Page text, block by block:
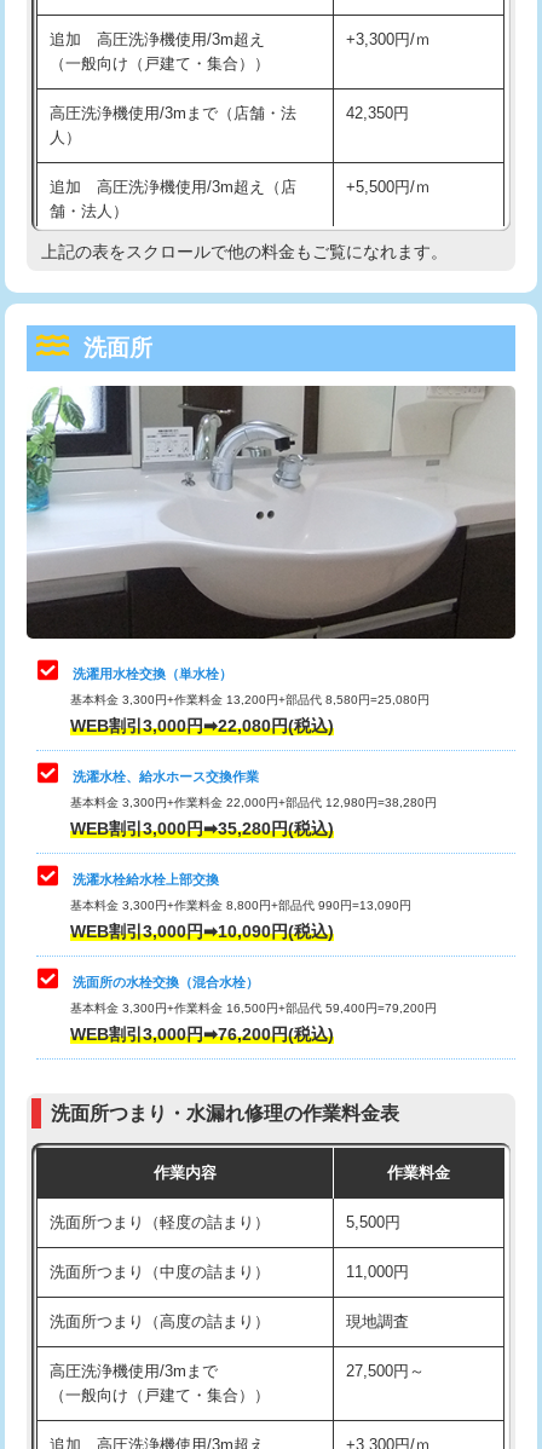
マス交換（深さ50㎝以上） 66,000円
コンクリート斫り（厚さ10㎝まで） 27,500円
コンクリート斫り（厚さ10㎝超え）
モルタル補修（厚さ10㎝まで）
モルタル補修（厚さ10㎝超え） 38,500円
洗面台設置 38,500円
追加人工
廃棄・処分 現場見積
※給水管工事は20mmまでの価格です。
持込商品取付（混合水栓） 16,500円
給水管工事※（ホール加工)
給水管工事※（バンド止め) 3,300円
給水管工事※（支持金具設置) 5,500円
給水管工事※（保温材使用（バンド止
め込み）)
5,500円
給水管工事※（土の掘削・埋め戻し作
業)
11,000円
給水管工事※（塩ビ管（VP・HI）使
用/3ｍまで)
33,000円
給水管工事※（塩ビ管（VP・HI）使
用（追加）/3ｍ超え)
給水管工事※（ライニング鋼管・銅
管・ポリ管・HT管使用/3ｍまで)
44,000円
給水管工事※（ライニング鋼管・銅
管・ポリ管・HT管使用/3ｍ超え)
排水管工事（土の掘削・埋め戻し作
業）
排水管工事（排水管工事/3ｍまで） 55,000円
排水管工事（追加 排水管工事/3ｍ超
え）
マス交換（土の掘削・埋め戻し作業）
マス交換（深さ50㎝未満）
マス交換（深さ50㎝以上）
モルタル補修（厚さ10㎝まで） 27,500円
モルタル補修（厚さ10㎝超え） 38,500円
洗面台設置 38,500円
バスタブ設置 現場見積
追加人工 16,500円
廃棄・処分
追加 高圧洗浄機使用/3m超え
（一般向け（戸建て・集合））
+3,300円/ｍ
高圧洗浄機使用/3mまで（店舗・法
人）
42,350円
追加 高圧洗浄機使用/3m超え（店
舗・法人）
+5,500円/ｍ
高度高圧洗浄換 現地調査
トーラー機使用/3mまで
追加トーラー機使用/3m超え +3,300円
カメラ調査 33,000円
桝清掃
止水・漏水調査・防水処理・清掃・修
理・調整・分解・加工など（軽作業）
11,000円
止水・漏水調査・防水処理・清掃・修
理・調整・分解・加工など（中作業）
22,000円
止水・漏水調査・防水処理・清掃・修
理・調整・分解・加工など（重作業）
33,000円
キッチンタンク脱着
その他部品の脱着
交換・取付（タンク）
交換・取付(単水栓（壁付・デッキ
式）)
交換・取付(混合水栓（壁付・デッキ
式・ワンホール）)
16,500円+材料費
（P/S/ポップアップ））
交換・取付（その他部品） 11,000円+材料費
持込商品取付（単水栓） 13,200円
持込商品取付（混合水栓） 16,500円
持込商品取付（浄水器・分岐水栓） 16,500円
給水管工事※（ホール加工) 16,500円
給水管工事※（バンド止め)
上記の表をスクロールで他の料金もご覧になれます。
洗面所
洗濯用水栓交換（単水栓）
基本料金 3,300円+作業料金 13,200円+部品代 8,580円=25,080円
WEB割引3,000円➡22,080円(税込)
洗濯水栓、給水ホース交換作業
基本料金 3,300円+作業料金 22,000円+部品代 12,980円=38,280円
WEB割引3,000円➡35,280円(税込)
洗濯水栓給水栓上部交換
基本料金 3,300円+作業料金 8,800円+部品代 990円=13,090円
WEB割引3,000円➡10,090円(税込)
洗面所の水栓交換（混合水栓）
基本料金 3,300円+作業料金 16,500円+部品代 59,400円=79,200円
WEB割引3,000円➡76,200円(税込)
洗面所つまり・水漏れ修理の作業料金表
作業内容 作業料金
洗面所つまり（軽度の詰まり） 5,500円
洗面所つまり（中度の詰まり） 11,000円
洗面所つまり（高度の詰まり） 現地調査
高圧洗浄機使用/3mまで
（一般向け（戸建て・集合））
27,500円～
追加 高圧洗浄機使用/3m超え
+3,300円/ｍ